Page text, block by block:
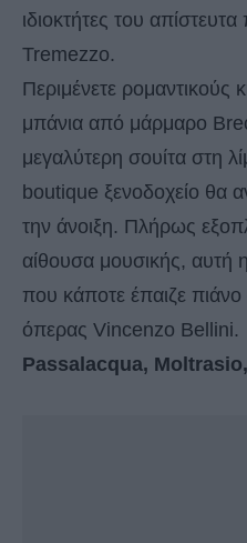
ιδιοκτήτες του
Tremezzo.
Περιμένετε ρομαντικούς
μπάνια από μάρμαρο
μεγαλύτερη σουίτα στη
boutique ξενοδοχείο θα
την άνοιξη. Πλήρως
αίθουσα μουσικής, αυτή
που κάποτε έπαιζε πιάνο
όπερας Vincenzo Bellini.
Passalacqua, Moltrasio,